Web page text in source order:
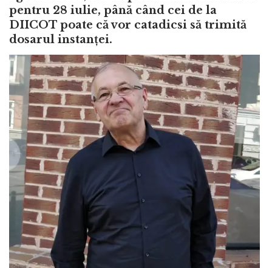
pentru 28 iulie, până când cei de la
DIICOT poate că vor catadicsi să trimită
dosarul instanței.